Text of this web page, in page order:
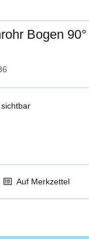
Bogen
Auf Merkzettel